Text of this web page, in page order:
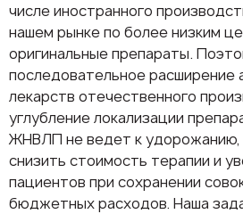
числе иностранного
нашем рынке по более низким
оригинальные препараты.
последовательное расширение
лекарств отечественного
углубление локализации
ЖНВЛП не ведет к удорожанию,
снизить стоимость терапии и
пациентов при сохранении
бюджетных расходов. Наша